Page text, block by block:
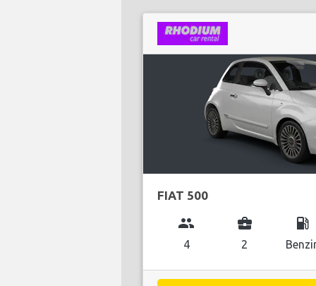
FIAT 500
group
4
business_center
2
local_gas_station